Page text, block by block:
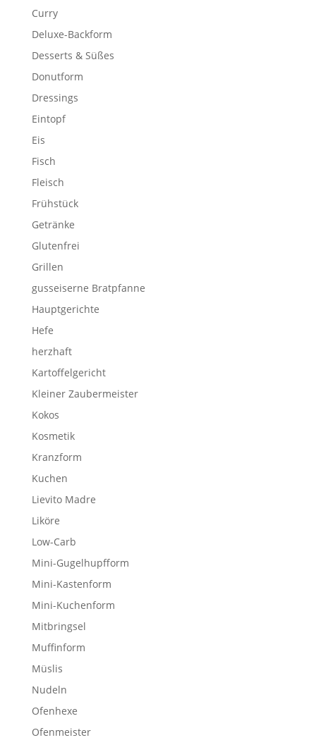
Curry
Deluxe-Backform
Desserts & Süßes
Donutform
Dressings
Eintopf
Eis
Fisch
Fleisch
Frühstück
Getränke
Glutenfrei
Grillen
gusseiserne Bratpfanne
Hauptgerichte
Hefe
herzhaft
Kartoffelgericht
Kleiner Zaubermeister
Kokos
Kosmetik
Kranzform
Kuchen
Lievito Madre
Liköre
Low-Carb
Mini-Gugelhupfform
Mini-Kastenform
Mini-Kuchenform
Mitbringsel
Muffinform
Müslis
Nudeln
Ofenhexe
Ofenmeister